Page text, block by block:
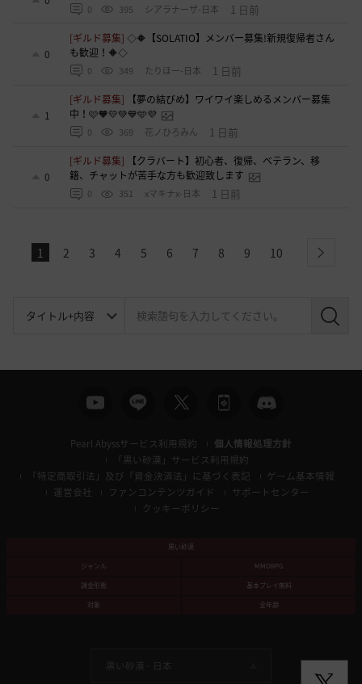
0 395 シアラナーザ-日本 1 日前
0
[ギルド募集]◇🔶【SOLATIO】メンバー募集!新規復帰者さん
も歓迎！🔶◇
0 349 たりほー-日本 1 日前
1
[ギルド募集]
【夢の結びめ】ワイワイ楽しめるメンバー募集
中！🩷🧡💛💚💙🩵💜
0 369 花ノひろみん 1 日前
0
[ギルド募集]
【クラバート】初心者、復帰、ベテラン、移
籍、チャットが苦手な方も歓迎致します
0 351 xマキナx-日本 1 日前
1 2 3 4 5 6 7 8 9 10 next
検
Pearl Abyssサービス利用規約
個人情報処理方針
「黒い砂漠」サービス利用規約
「特定商取引法」及び「資金決済法」に基づく表記
ゲーム基本情報
運営会社
ファンコンテンツガイド
サポートセンター
クッキーポリシー
黒い砂漠
ジャンル
MMORPG
課金形態
基本プレイ無料
対象
全年齢
黒い砂漠 - 日本